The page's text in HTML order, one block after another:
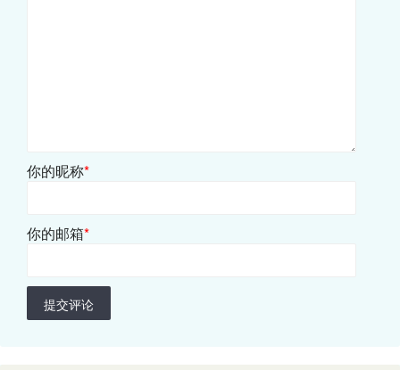
你的昵称*
你的邮箱*
提交评论